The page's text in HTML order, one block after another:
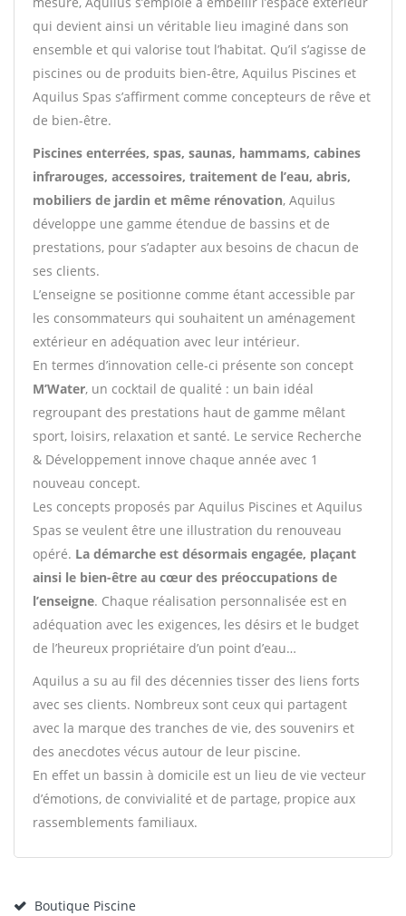
qui devient ainsi un véritable lieu imaginé dans son
ensemble et qui valorise tout l’habitat. Qu’il s’agisse de
piscines ou de produits bien-être, Aquilus Piscines et
Aquilus Spas s’affirment comme concepteurs de rêve et
de bien-être.
Piscines enterrées, spas, saunas, hammams, cabines
infrarouges, accessoires, traitement de l’eau, abris,
mobiliers de jardin et même rénovation, Aquilus
développe une gamme étendue de bassins et de
prestations, pour s’adapter aux besoins de chacun de
ses clients.
L’enseigne se positionne comme étant accessible par
les consommateurs qui souhaitent un aménagement
extérieur en adéquation avec leur intérieur.
En termes d’innovation celle-ci présente son concept
M’Water, un cocktail de qualité : un bain idéal
regroupant des prestations haut de gamme mêlant
sport, loisirs, relaxation et santé. Le service Recherche
& Développement innove chaque année avec 1
nouveau concept.
Les concepts proposés par Aquilus Piscines et Aquilus
Spas se veulent être une illustration du renouveau
opéré. La démarche est désormais engagée, plaçant
ainsi le bien-être au cœur des préoccupations de
l’enseigne. Chaque réalisation personnalisée est en
adéquation avec les exigences, les désirs et le budget
de l’heureux propriétaire d’un point d’eau…
Aquilus a su au fil des décennies tisser des liens forts
avec ses clients. Nombreux sont ceux qui partagent
avec la marque des tranches de vie, des souvenirs et
des anecdotes vécus autour de leur piscine.
En effet un bassin à domicile est un lieu de vie vecteur
d’émotions, de convivialité et de partage, propice aux
rassemblements familiaux.
Boutique Piscine